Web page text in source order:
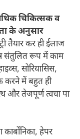
चिकित्सक व
के अनुसार
तैयार कर ही ईलाज
संतुलित रूप में काम
सोरियासिस,
करने में बहुत ही
और तेजपूर्ण त्वचा पा
हेपर